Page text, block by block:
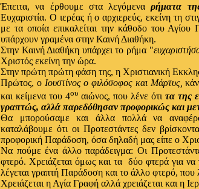
Έπειτα, να έρθουμε στα λεγόμεναρήματα
Ευχαριστία. Ο ιερέας ή ο αρχιερεύς, εκείνη τη
με τα οποία επικαλείται την κάθοδο του
υπάρχουν γραμένα στην Καινή Διαθήκη.
Στην Καινή Διαθήκη υπάρχει το ρήμα "
Χριστός εκείνη την ώρα.
Στην πρώτη πρώτη φάση της, η Χριστιανική
Πρώτος, ο Ιουστίνος ο φιλόσοφος και Μάρτυς,
και κείμενα του 4ου αιώνος, που λένε ότι τα της
γραπτώς, αλλά παρεδόθησαν προφορικώς και
Θα μπορούσαμε και άλλα πολλά να
καταλάβουμε ότι οι Προτεστάντες δεν
προφορική Παράδοση, όσα δηλαδή μας είπε ο
Να πούμε ένα άλλο παράδειγμα: Οι
φτερό. Χρειάζεται όμως και τα δύο φτερά για να
λέγεται γραπτή Παράδοση και το άλλο φτερό,
Χρειάζεται η Αγία Γραφή αλλά χρειάζεται και η